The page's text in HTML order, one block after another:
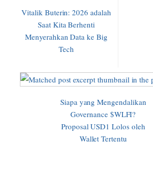
Vitalik Buterin: 2026 adalah
Saat Kita Berhenti
Menyerahkan Data ke Big
Tech
Siapa yang Mengendalikan
Governance $WLFI?
Proposal USD1 Lolos oleh
Wallet Tertentu